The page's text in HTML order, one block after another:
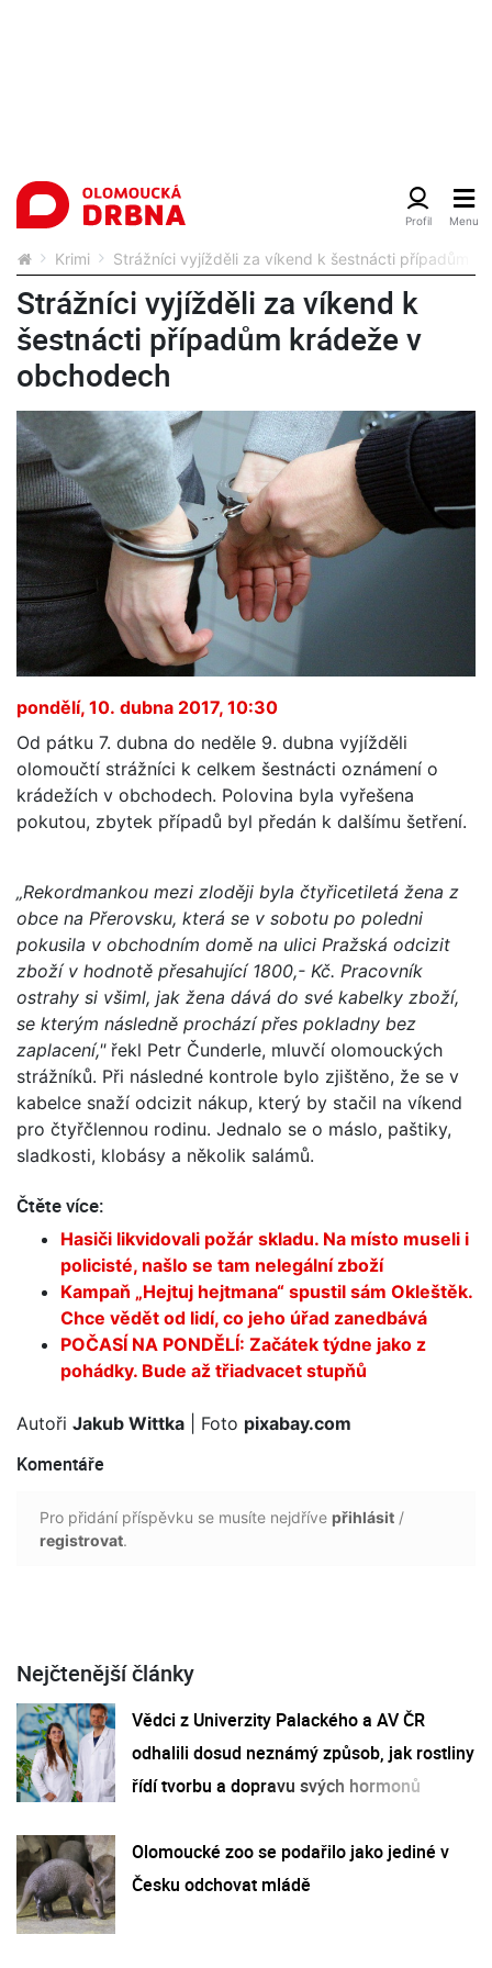
Krimi Strážníci vyjížděli za víkend k šestnácti případům
Strážníci vyjížděli za víkend k
šestnácti případům krádeže v
obchodech
pondělí, 10. dubna 2017, 10:30
Od pátku 7. dubna do neděle 9. dubna vyjížděli
olomoučtí strážníci k celkem šestnácti oznámení o
krádežích v obchodech. Polovina byla vyřešena
pokutou, zbytek případů byl předán k dalšímu šetření.
„Rekordmankou mezi zloději byla čtyřicetiletá žena z
obce na Přerovsku, která se v sobotu po poledni
pokusila v obchodním domě na ulici Pražská odcizit
zboží v hodnotě přesahující 1800,- Kč. Pracovník
ostrahy si všiml, jak žena dává do své kabelky zboží,
se kterým následně prochází přes pokladny bez
zaplacení," řekl Petr Čunderle, mluvčí olomouckých
strážníků. Při následné kontrole bylo zjištěno, že se v
kabelce snaží odcizit nákup, který by stačil na víkend
pro čtyřčlennou rodinu. Jednalo se o máslo, paštiky,
sladkosti, klobásy a několik salámů.
Čtěte více:
Hasiči likvidovali požár skladu. Na místo museli i
policisté, našlo se tam nelegální zboží
Kampaň „Hejtuj hejtmana“ spustil sám Okleštěk.
Chce vědět od lidí, co jeho úřad zanedbává
POČASÍ NA PONDĚLÍ: Začátek týdne jako z
pohádky. Bude až třiadvacet stupňů
Autoři Jakub Wittka | Foto pixabay.com
Komentáře
Pro přidání příspěvku se musíte nejdříve přihlásit /
registrovat.
Nejčtenější články
Vědci z Univerzity Palackého a AV ČR
odhalili dosud neznámý způsob, jak rostliny
řídí tvorbu a dopravu svých hormonů
Olomoucké zoo se podařilo jako jediné v
Česku odchovat mládě